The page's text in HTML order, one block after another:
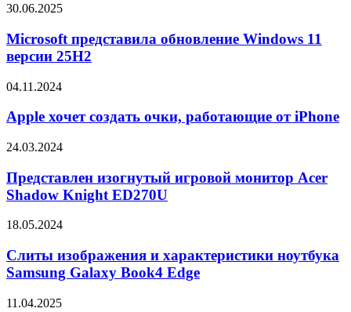
5i
США
$600
миллиардов
Microsoft
обновление
Windows
11
25H2
30.06.2025
Microsoft представила обновление Windows 11
версии 25H2
Apple
создать
очки,
работающие
iPhone
04.11.2024
Apple хочет создать очки, работающие от iPhone
Представлен
игровой
монитор
Acer
Knight
24.03.2024
Представлен изогнутый игровой монитор Acer
Shadow Knight ED270U
Слиты
и
характеристики
ноутбука
Galaxy
18.05.2024
Слиты изображения и характеристики ноутбука
Samsung Galaxy Book4 Edge
Представлены
11.04.2025